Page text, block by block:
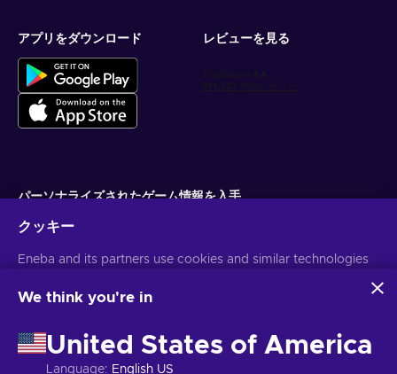
アプリをダウンロード レビューを見る
パーソナライズされたゲーム情報を入手
配信停止はいつでも可能です。詳しくは個人情報保護方針をご覧くださ
クッキー
Eneba and its partners use cookies and similar technologies
website. We use this information to enhance content,
may also be used for ads personalization.
By clicking 'Accept all', you consent to the use of these
technologies by Eneba and its partners. You can adjust your
We think you're in
United States of America
Language: English US